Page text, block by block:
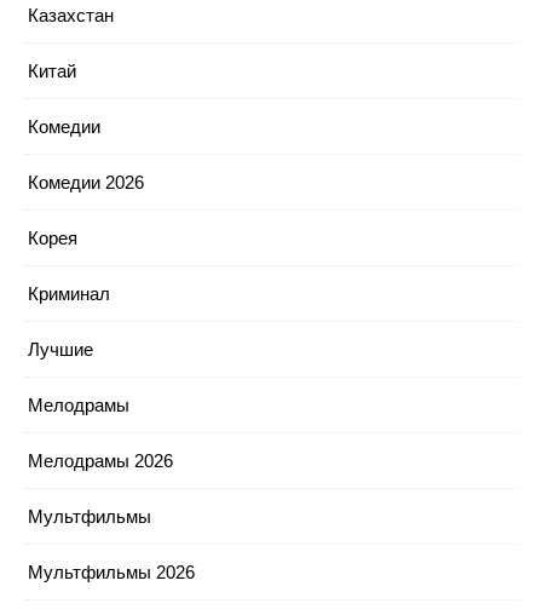
Казахстан
Китай
Комедии
Комедии 2026
Корея
Криминал
Лучшие
Мелодрамы
Мелодрамы 2026
Мультфильмы
Мультфильмы 2026